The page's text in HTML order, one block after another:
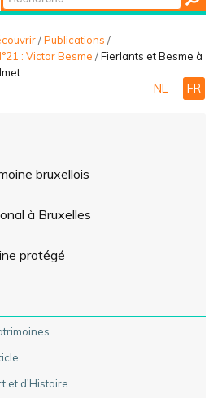
Recherche
avancée…
/Publications /
: Victor Besme /Fierlants et Besme à
NL FR
bruxellois
à Bruxelles
protégé
et d'Histoire